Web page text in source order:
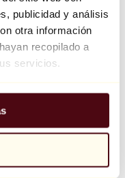
publicidad y análisis
otra información
recopilado a
servicios.